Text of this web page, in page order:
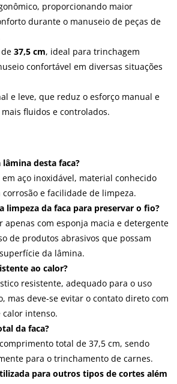
proporcionando maior
durante o manuseio de peças de
37,5 cm, ideal para trinchagem
confortável em diversas situações
e leve, que reduz o esforço manual e
fluidos e controlados.
desta faca?
aço inoxidável, material conhecido
e facilidade de limpeza.
limpeza da faca para preservar o fio?
apenas com esponja macia e detergente
de produtos abrasivos que possam
da lâmina.
ao calor?
resistente, adequado para o uso
mas deve-se evitar o contato direto com
calor intenso.
da faca?
total de 37,5 cm, sendo
para o trinchamento de carnes.
para outros tipos de cortes além